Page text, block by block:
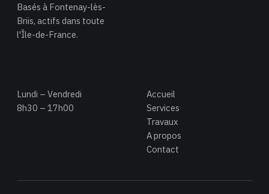
Basés à Fontenay-lès-
Briis, actifs dans toute
l'Île-de-France.
Lundi – Vendredi
8h30 – 17h00
Accueil
Services
Travaux
A propos
Contact